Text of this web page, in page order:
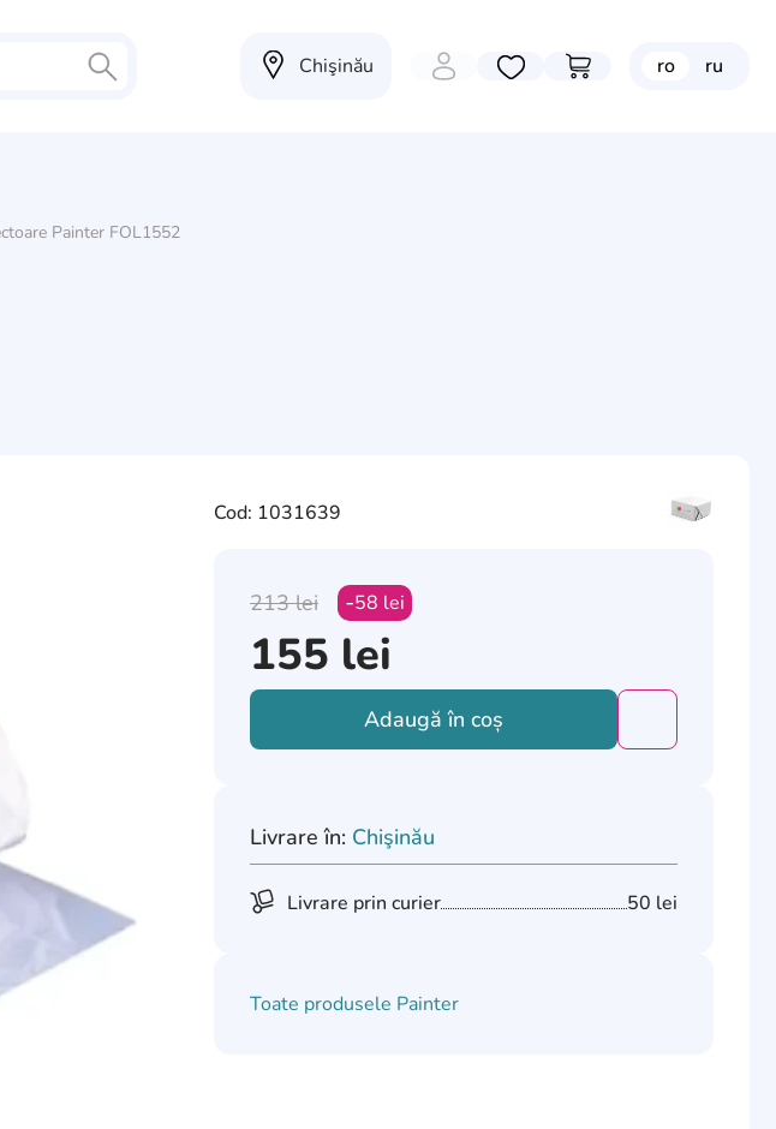
Chişinău Избранные товары
Перейти в корзину
ro ru
Painter FOL1552
Cod: 1031639
213lei 58 lei
155 lei
Adaugă în coș
Livrare în: Chişinău
Livrare prin curier 50 lei
Toate produsele Painter